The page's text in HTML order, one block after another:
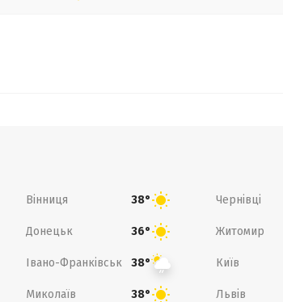
Вінниця 38° Чернівці
Донецьк 36° Житомир
Івано-Франківськ 38° Київ
Миколаїв 38° Львів